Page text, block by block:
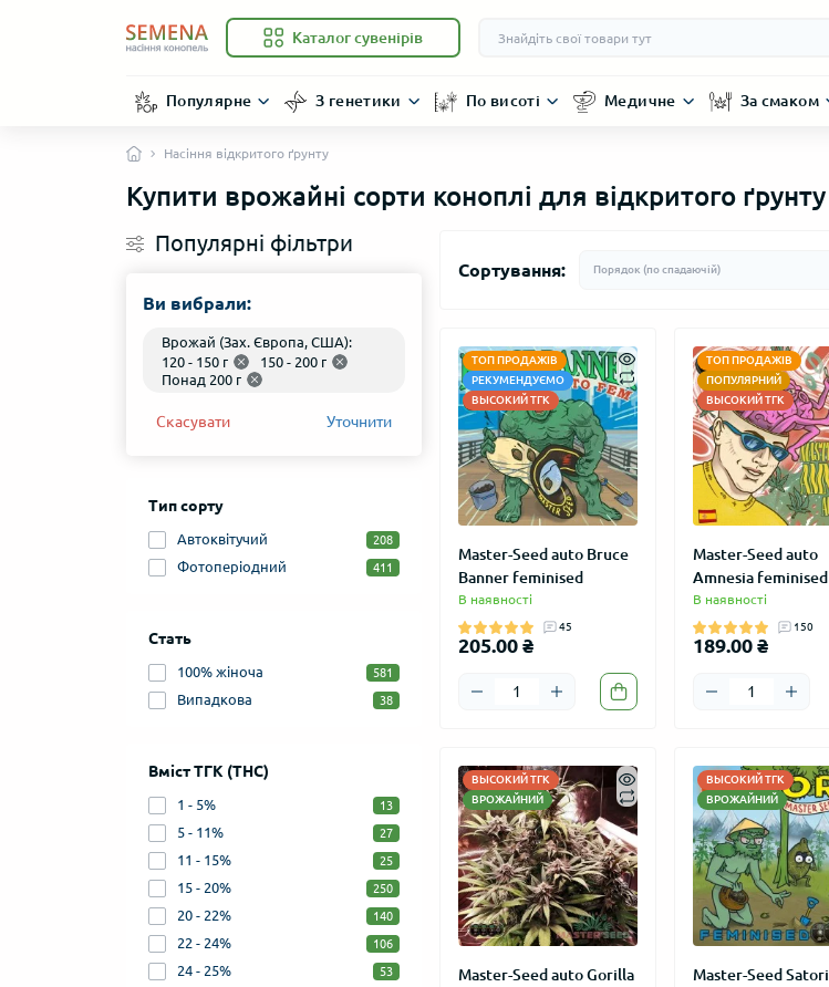
Каталог сувенірів
Популярне З генетики По висоті Медичне За смаком
Насіння відкритого ґрунту
Купити врожайні сорти коноплі для відкритого ґрунту
Популярні фільтри
Ви вибрали:
Врожай (Зах. Європа, США):
120 - 150 г
150 - 200 г
Понад 200 г
Скасувати Уточнити
Тип сорту
Автоквітучий 208
Фотоперіодний 411
Стать
100% жіноча 581
Випадкова 38
Вміст ТГК (THC)
1 - 5% 13
5 - 11% 27
11 - 15% 25
15 - 20% 250
20 - 22% 140
22 - 24% 106
24 - 25% 53
Сортування:
ТОП ПРОДАЖІВ
РЕКУМЕНДУЄМО
ВЫСОКИЙ ТГК
Master-Seed auto Bruce
Banner feminised
В наявності
45
205.00 ₴
ТОП ПРОДАЖІВ
ПОПУЛЯРНИЙ
ВЫСОКИЙ ТГК
Master-Seed auto
Amnesia feminised
В наявності
150
189.00 ₴
ВЫСОКИЙ ТГК
ВРОЖАЙНИЙ
Master-Seed auto Gorilla
ВЫСОКИЙ ТГК
ВРОЖАЙНИЙ
Master-Seed Satori